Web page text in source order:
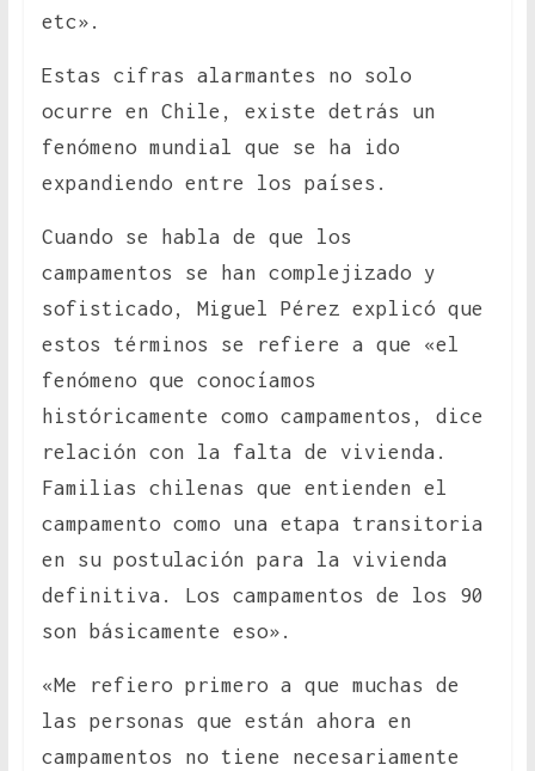
etc».
Estas cifras alarmantes no solo
ocurre en Chile, existe detrás un
fenómeno mundial que se ha ido
expandiendo entre los países.
Cuando se habla de que los
campamentos se han complejizado y
sofisticado, Miguel Pérez explicó que
estos términos se refiere a que «el
fenómeno que conocíamos
históricamente como campamentos, dice
relación con la falta de vivienda.
Familias chilenas que entienden el
campamento como una etapa transitoria
en su postulación para la vivienda
definitiva. Los campamentos de los 90
son básicamente eso».
«Me refiero primero a que muchas de
las personas que están ahora en
campamentos no tiene necesariamente